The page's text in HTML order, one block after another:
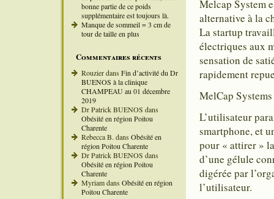
bonne partie de ce poids
supplémentaire est toujours là.
Manque de sommeil = 3 cm de
tour de taille en plus
Commentaires récents
Rouzierdans Fin d’activité du Dr
BUENOS à la clinique
CHAMPEAU au 01 décembre
2019
Dr Patrick BUENOS dans
Obésité en région Poitou
Charente
Rebecca B. dans Obésité en
région Poitou Charente
Dr Patrick BUENOS dans
Obésité en région Poitou
Charente
Myriamdans Obésité en région
Poitou Charente
Melcap System
alternative à la
La startup
électriques aux
sensation de
rapidement
MelCap Systems
L’utilisateur
smartphone, et
pour « attirer »
d’une gélule
digérée par
l’utilisateur.